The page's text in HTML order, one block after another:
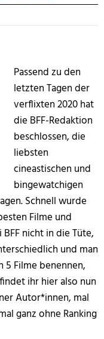
Passend zu den
letzten Tagen der
verflixten 2020 hat
die BFF-Redaktion
beschlossen, die
liebsten
cineastischen und
bingewatchigen
Schnell wurde
Filme und
nicht in die Tüte,
und man
5 Filme benennen,
ihr hier also nun
Autor*innen, mal
ganz ohne Ranking